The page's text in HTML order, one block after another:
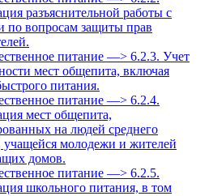
разъяснительной работы с
по вопросам защиты прав
питание —> 6.2.3. Учет
мест общепита, включая
питания.
питание —> 6.2.4.
мест общепита,
на людей среднего
учащейся молодежи и жителей
домов.
питание —> 6.2.5.
школьного питания, в том